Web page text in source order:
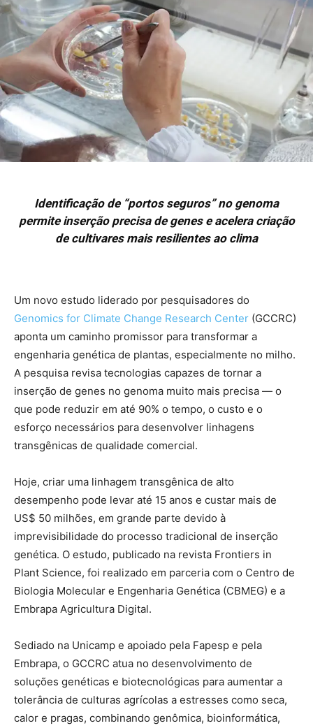
Identificação de “portos seguros” no genoma
permite inserção precisa de genes e acelera criação
de cultivares mais resilientes ao clima
Um novo estudo liderado por pesquisadores do
Genomics for Climate Change Research Center (GCCRC)
aponta um caminho promissor para transformar a
engenharia genética de plantas, especialmente no milho.
A pesquisa revisa tecnologias capazes de tornar a
inserção de genes no genoma muito mais precisa — o
que pode reduzir em até 90% o tempo, o custo e o
esforço necessários para desenvolver linhagens
transgênicas de qualidade comercial.
Hoje, criar uma linhagem transgênica de alto
desempenho pode levar até 15 anos e custar mais de
US$ 50 milhões, em grande parte devido à
imprevisibilidade do processo tradicional de inserção
genética. O estudo, publicado na revista Frontiers in
Plant Science, foi realizado em parceria com o Centro de
Biologia Molecular e Engenharia Genética (CBMEG) e a
Embrapa Agricultura Digital.
Sediado na Unicamp e apoiado pela Fapesp e pela
Embrapa, o GCCRC atua no desenvolvimento de
soluções genéticas e biotecnológicas para aumentar a
tolerância de culturas agrícolas a estresses como seca,
calor e pragas, combinando genômica, bioinformática,